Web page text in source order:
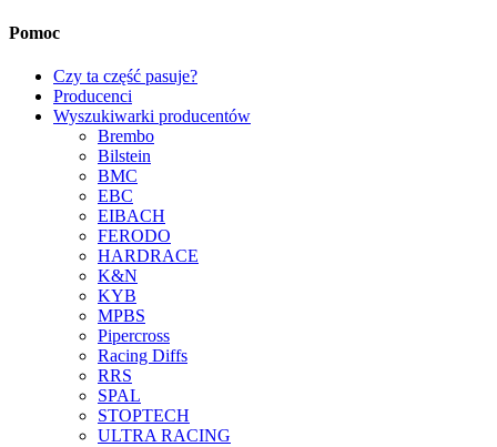
Pomoc
Czy ta część pasuje?
Producenci
Wyszukiwarki producentów
Brembo
Bilstein
BMC
EBC
EIBACH
FERODO
HARDRACE
K&N
KYB
MPBS
Pipercross
Racing Diffs
RRS
SPAL
STOPTECH
ULTRA RACING